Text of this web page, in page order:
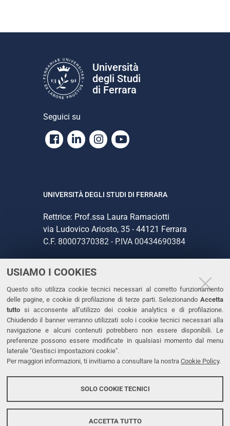
USIAMO I COOKIES
Questo sito utilizza cookie tecnici necessari al corretto funzionamento
delle pagine, e cookie di profilazione di terze parti. Selezionando Accetta
tutto si acconsente all’utilizzo dei cookie analytics e di profilazione.
Chiudendo il banner verranno utilizzati solo i cookie tecnici necessari alla
navigazione e alcuni contenuti potrebbero non essere disponibili. Le
preferenze possono essere modificate in qualsiasi momento dal menu
laterale "Gestisci impostazioni cookie".
Per maggiori informazioni, ti invitiamo a consultare la nostra Cookie Policy.
SOLO COOKIE TECNICI
ACCETTA TUTTO
Università
degli Studi
di Ferrara
Seguici su
Facebook
LinkedinInstagram
Youtube
UNIVERSITÀ DEGLI STUDI DI FERRARA
Rettrice: Prof.ssa Laura Ramaciotti
via Ludovico Ariosto, 35 - 44121 Ferrara
C.F. 80007370382 - P.IVA 00434690384
CONTATTI
Tel. +39 0532 293111
Fax. +39 0532 293031
PEC
LINKS
Dichiarazione di accessibilità
Protezione dati personali